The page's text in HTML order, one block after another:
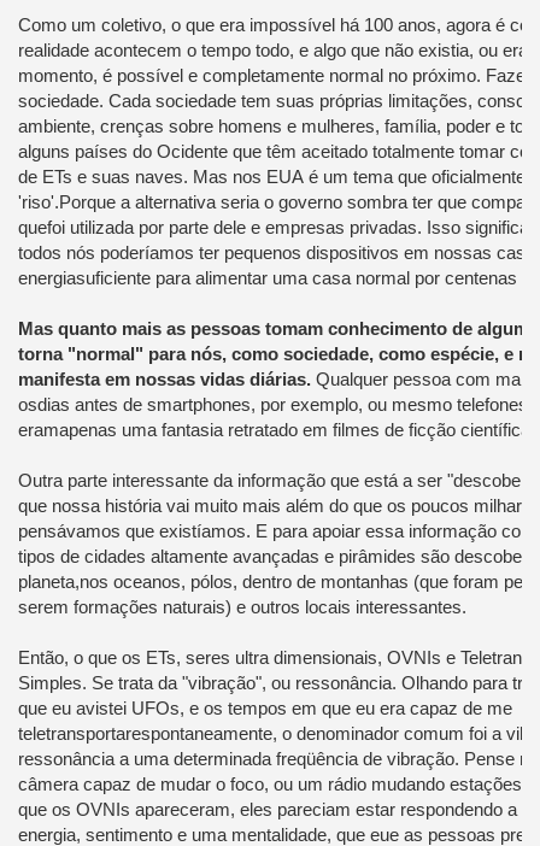
Como um coletivo, o que era impossível há 100 anos, agora é
realidade acontecem o tempo todo, e algo que não existia, ou era
momento, é possível e completamente normal no próximo.
sociedade. Cada sociedade tem suas próprias limitações,
ambiente, crenças sobre homens e mulheres, família, poder e
alguns países do Ocidente que têm aceitadototalmente tomar
de ETs e suas naves. Mas nos EUA éum tema que oficialmente
'riso'.Porque a alternativa seria o governo sombra ter que
quefoi utilizada por parte dele e empresas privadas. Isso
todos nós poderíamos ter pequenos dispositivos em nossas
energiasuficiente para alimentar uma casa normal por centenas
Mas quanto mais as pessoas tomam conhecimento de
torna "normal" para nós, como sociedade, como espécie, e
manifesta em nossas vidas diárias. Qualquer pessoa com mais
osdias antes de smartphones, por exemplo, ou mesmo telefones
eramapenas uma fantasia retratado em filmes de ficção científica
Outra parte interessante da informação que está a ser
que nossa história vai muito mais além do que os poucos
pensávamos que existíamos. E para apoiar essa informação
tipos de cidades altamente avançadas e pirâmides são
planeta,nos oceanos, pólos, dentro de montanhas (que foram
serem formações naturais) e outros locais interessantes.
Então, o que os ETs, seres ultra dimensionais, OVNIs e
Simples. Se trata da "vibração", ou ressonância. Olhando para
que eu avistei UFOs, e os tempos em que eu era capaz de me
teletransportarespontaneamente, o denominador comum foi a
ressonância a uma determinada freqüência de vibração. Pense
câmera capaz de mudar o foco, ou um rádio mudando estações
que os OVNIs apareceram, eles pareciam estar respondendo a
energia, sentimento e uma mentalidade, que eue as pessoas